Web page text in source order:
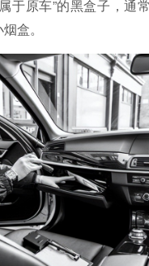
于原车”的黑盒子，通
盒。